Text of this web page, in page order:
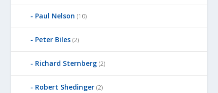
Paul Nelson (10)
Peter Biles (2)
Richard Sternberg (2)
Robert Shedinger (2)